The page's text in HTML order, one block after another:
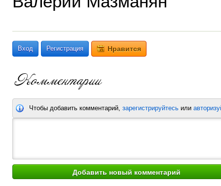
Вход Регистрация Нравится
Чтобы добавить комментарий, зарегистрируйтесь или